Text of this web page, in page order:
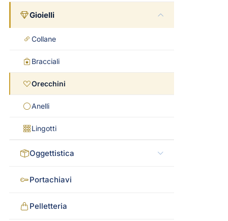
Gioielli
Collane
Bracciali
Orecchini
Anelli
Lingotti
Oggettistica
Portachiavi
Pelletteria